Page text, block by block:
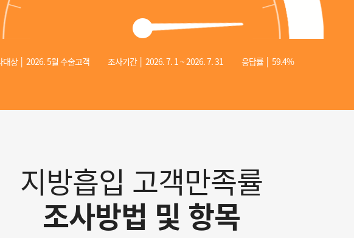
대상 │ 2026. 5월 수술고객 조사기간 │ 2026. 7. 1 ~ 2026. 7. 31 응답률 │ 59.4%
지방흡입 고객만족률
조사방법 및 항목